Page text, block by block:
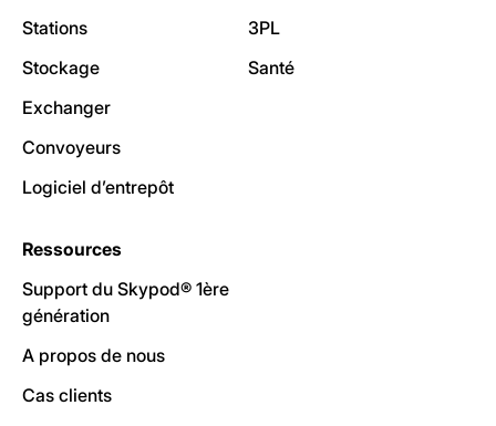
Stations
Stockage
Exchanger
Convoyeurs
Logiciel d’entrepôt
3PL
Santé
Ressources
Support du Skypod® 1ère
génération
A propos de nous
Cas clients